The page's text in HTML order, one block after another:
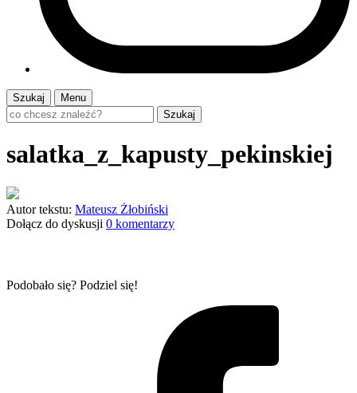
Szukaj
Menu
Szukaj
salatka_z_kapusty_pekinskiej
Autor tekstu: Mateusz Żłobiński
Dołącz do dyskusji 0 komentarzy
Podobało się? Podziel się!